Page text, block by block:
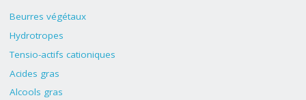
Beurres végétaux
Hydrotropes
Tensio-actifs cationiques
Acides gras
Alcools gras